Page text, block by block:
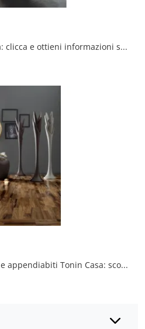
Tavolino Ios di Tonin Casa: clicca e ottieni informazioni sui Complementi e tappeti design in plastica del noto e rinomato brand!
Accessori complementari e appendiabiti Tonin Casa: scopri come valorizzare i tuoi locali design con il modello Appendiabiti Spiga.